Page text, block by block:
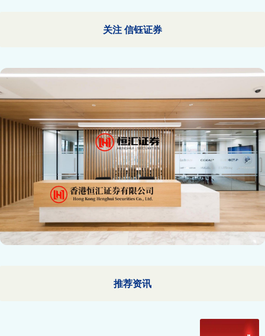
关注 信钰证券
推荐资讯